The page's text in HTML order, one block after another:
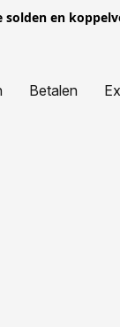
solden en
Betalen